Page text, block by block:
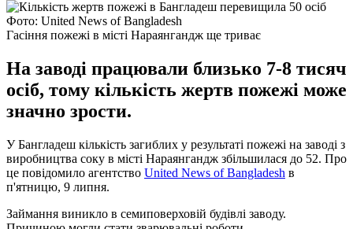
Фото: United News of Bangladesh
Гасіння пожежі в місті Нараянгандж ще триває
На заводі працювали близько 7-8 тисяч
осіб, тому кількість жертв пожежі може
значно зрости.
У Бангладеш кількість загиблих у результаті пожежі на заводі з
виробництва соку в місті Нараянгандж збільшилася до 52. Про
це повідомило агентство United News of Bangladesh в
п'ятницю, 9 липня.
Займання виникло в семиповерховій будівлі заводу.